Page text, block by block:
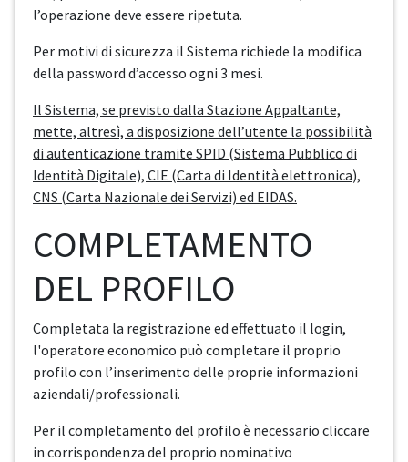
l’operazione deve essere ripetuta.
Per motivi di sicurezza il Sistema richiede la modifica
della password d’accesso ogni 3 mesi.
Il Sistema, se previsto dalla Stazione Appaltante,
mette, altresì, a disposizione dell’utente la possibilità
di autenticazione tramite SPID (Sistema Pubblico di
Identità Digitale), CIE (Carta di Identità elettronica),
CNS (Carta Nazionale dei Servizi) ed EIDAS.
COMPLETAMENTO
DEL PROFILO
Completata la registrazione ed effettuato il login,
l'operatore economico può completare il proprio
profilo con l’inserimento delle proprie informazioni
aziendali/professionali.
Per il completamento del profilo è necessario cliccare
in corrispondenza del proprio nominativo